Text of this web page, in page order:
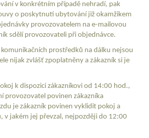
v konkrétním případě nehradí, pak
o poskytnutí ubytování již okamžikem
provozovatelem na e-mailovou
sdělí provozovateli při objednávce.
prostředků na dálku nejsou
nijak zvlášť zpoplatněny a zákazník si je
k dispozici zákazníkovi od 14:00 hod.,
provozovatel povinen zákazníka
je zákazník povinen vyklidit pokoj a
v jakém jej převzal, nejpozději do 12:00